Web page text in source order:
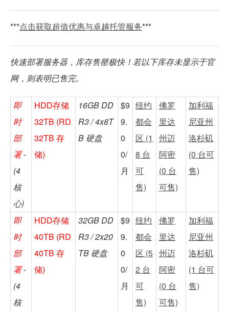
***点击获取超值优惠与卓越托管服务***
快速部署服务器，库存售罄极快！若以下库存未显示于官
网，则表明已售完。
即
时
部
署-
(4
核
心)
HDD存储
32TB (RD
32TB 存
储)
16GB DD
R3 / 4x8T
B 硬盘
$9
9.
0
0/
月
纽约
都会
区 (1
8 台
可
售)
佛罗
里达
州迈
阿密
(0 台
可售)
加利福
尼亚州
洛杉矶
(0 台可
售)
即
时
部
署-
(4
核
HDD存储
40TB (RD
40TB 存
储)
32GB DD
R3 / 2x20
TB 硬盘
$9
9.
0
0/
月
纽约
都会
区 (5
2 台
可
售)
佛罗
里达
州迈
阿密
(0 台
可售)
加利福
尼亚州
洛杉矶
(1 台可
售)